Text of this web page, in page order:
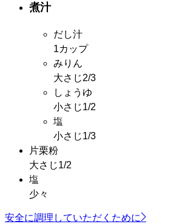
煮汁
だし汁
1カップ
みりん
大さじ2/3
しょうゆ
小さじ1/2
塩
小さじ1/3
片栗粉
大さじ1/2
塩
少々
安全に調理していただくために